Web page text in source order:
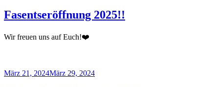
Fasentseröffnung 2025!!
Wir freuen uns auf Euch!❤️
Veröffentlicht
März 21, 2024März 29, 2024